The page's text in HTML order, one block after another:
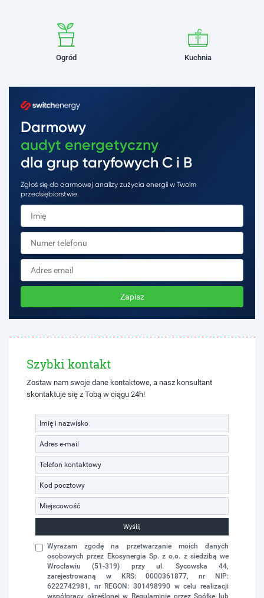
Ogród Kuchnia
Darmowy
audyt energetyczny
dla grup taryfowych C i B
Zgłoś się do darmowej analizy zużycia energii w Twoim
przedsiębiorstwie.
Zapisz
Szybki kontakt
Zostaw nam swoje dane kontaktowe, a nasz konsultant
skontaktuje się z Tobą w ciągu 24h!
Wyślij
Wyrażam zgodę na przetwarzanie moich danych
osobowych przez Ekosynergia Sp. z o.o. z siedzibą we
Wrocławiu (51-319) przy ul. Sycowska 44,
zarejestrowaną w KRS: 0000361877, nr NIP:
6222742981, nr REGON: 301498990 w celu realizacji